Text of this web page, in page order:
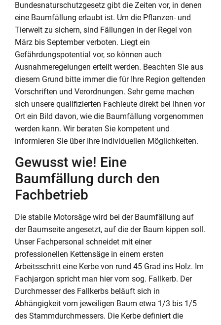
Bundesnaturschutzgesetz gibt die Zeiten vor, in denen
eine Baumfällung erlaubt ist. Um die Pflanzen- und
Tierwelt zu sichern, sind Fällungen in der Regel von
März bis September verboten. Liegt ein
Gefährdungspotential vor, so können auch
Ausnahmeregelungen erteilt werden. Beachten Sie aus
diesem Grund bitte immer die für Ihre Region geltenden
Vorschriften und Verordnungen. Sehr gerne machen
sich unsere qualifizierten Fachleute direkt bei Ihnen vor
Ort ein Bild davon, wie die Baumfällung vorgenommen
werden kann. Wir beraten Sie kompetent und
informieren Sie über Ihre individuellen Möglichkeiten.
Gewusst wie! Eine
Baumfällung durch den
Fachbetrieb
Die stabile Motorsäge wird bei der Baumfällung auf
der Baumseite angesetzt, auf die der Baum kippen soll.
Unser Fachpersonal schneidet mit einer
professionellen Kettensäge in einem ersten
Arbeitsschritt eine Kerbe von rund 45 Grad ins Holz. Im
Fachjargon spricht man hier vom sog. Fallkerb. Der
Durchmesser des Fallkerbs beläuft sich in
Abhängigkeit vom jeweiligen Baum etwa 1/3 bis 1/5
des Stammdurchmessers. Die Kerbe definiert die